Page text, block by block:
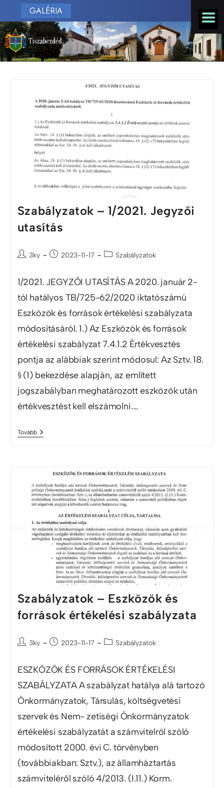
GALÉRIA
Szabályzatok – 1/2021. Jegyzői
utasítás
3ky 2023-11-17 Szabályzatok
1/2021. JEGYZŐI UTASÍTÁS A 2020. január 2-
tól hatályos TB/725-62/2020 iktatószámú
Eszközök és források értékelési szabályzata
módosításáról. 1.) Az Eszközök és források
értékelési szabályzat 7.4.1.2 Értékvesztés
pontja az alábbiak szerint módosul: Az Sztv. 18.
§ (1) bekezdése alapján, az említett
jogszabályban meghatározott eszközök után
értékvesztést kell elszámolni.…
Tovább
Szabályzatok – Eszközök és
források értékelési szabályzata
3ky 2023-11-17 Szabályzatok
ESZKÖZÖK ÉS FORRÁSOK ÉRTÉKELÉSI
SZABÁLYZATA A szabályzat hatálya alá tartozó
Önkormányzatok, Társulás, költségvetési
szervek és Nem- zetiségi Önkormányzatok
értékelési szabályzatát a számvitelről szóló
módosított 2000. évi C. törvényben
(továbbiakban: Sztv.), az államháztartás
számviteléről szóló 4/2013. (I.11.) Korm.